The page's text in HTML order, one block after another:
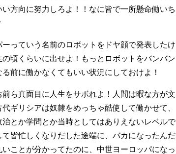
方向に努力しろよ！！なに皆で一所懸命働いち
っていう名前のロボットをドヤ顔で発表したけ
頃くらいに出せよ！もっとロボットをバンバン
前に働かなくてもいい状況にしておけよ！
ら真面目に人生をサボれよ！人間は暇な方が文
ギリシアは奴隷をめっちゃ酷使して働かせて、
とか学問とか当時としてはありえないレベルで
皆忙しくなりだした途端に、バカになったんだ
ことが分かってたのに、中世ヨーロッパになっ